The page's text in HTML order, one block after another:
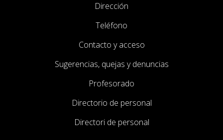
Dirección
Teléfono
Contacto y acceso
Sugerencias, quejas y denuncias
Profesorado
Directorio de personal
Directori de personal